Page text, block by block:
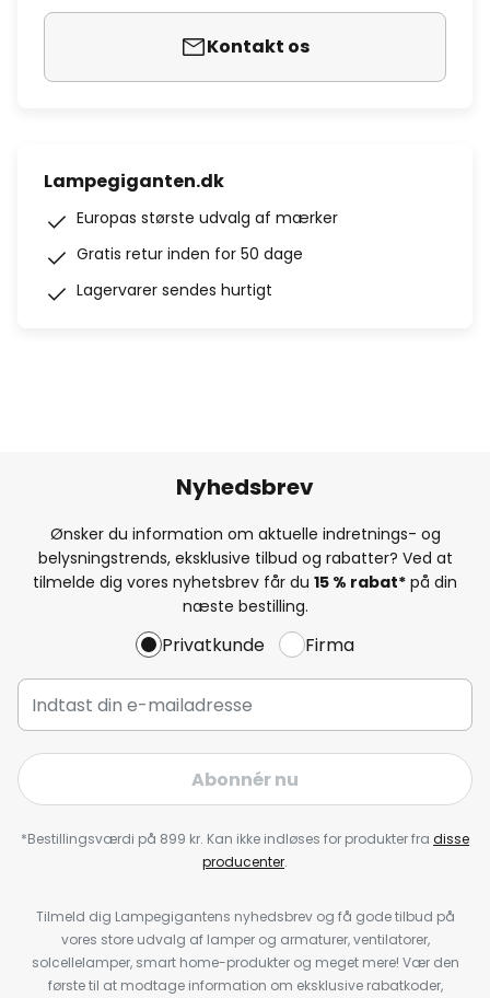
Kontakt os
Lampegiganten.dk
Europas største udvalg af mærker
Gratis retur inden for 50 dage
Lagervarer sendes hurtigt
Nyhedsbrev
Ønsker du information om aktuelle indretnings- og
belysningstrends, eksklusive tilbud og rabatter? Ved at
tilmelde dig vores nyhetsbrev får du 15 % rabat* på din
næste bestilling.
Privatkunde Firma
Abonnér nu
*Bestillingsværdi på 899 kr. Kan ikke indløses for produkter fra disse
producenter.
Tilmeld dig Lampegigantens nyhedsbrev og få gode tilbud på
vores store udvalg af lamper og armaturer, ventilatorer,
solcellelamper, smart home-produkter og meget mere! Vær den
første til at modtage information om eksklusive rabatkoder,